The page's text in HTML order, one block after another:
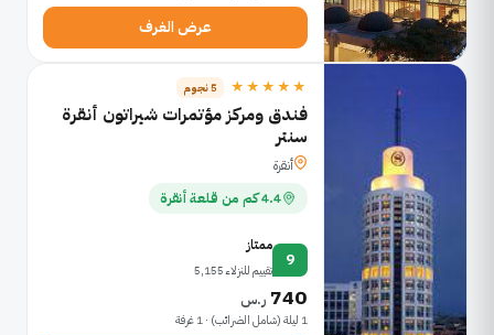
عرض الغرف
★★★★★ 5 نجوم
فندق ومركز مؤتمرات شيراتون أنقرة
سنتر
أنقرة
4.4 كم من قلعة أنقرة
9
ممتاز
تقييم للنزلاء 5,155
740 ر.س
1 ليلة (شامل الضرائب) · 1 غرفة